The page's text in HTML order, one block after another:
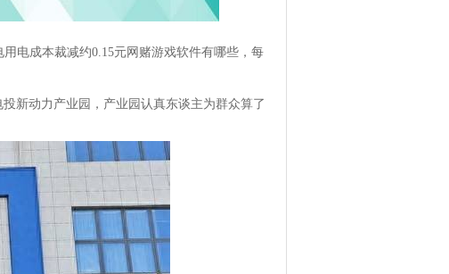
电成本裁减约0.15元网赌游戏软件有哪些，每
新动力产业园，产业园认真东谈主为群众算了